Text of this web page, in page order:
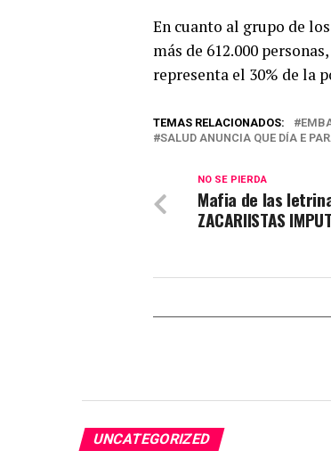
En cuanto al grupo de
más de 612.000
representa el 30% de la
TEMAS RELACIONADOS:
SALUD ANUNCIA QUE DÍA E
NO SE PIERDA
Mafia de las
ZACARIISTAS
UNCATEGORIZED